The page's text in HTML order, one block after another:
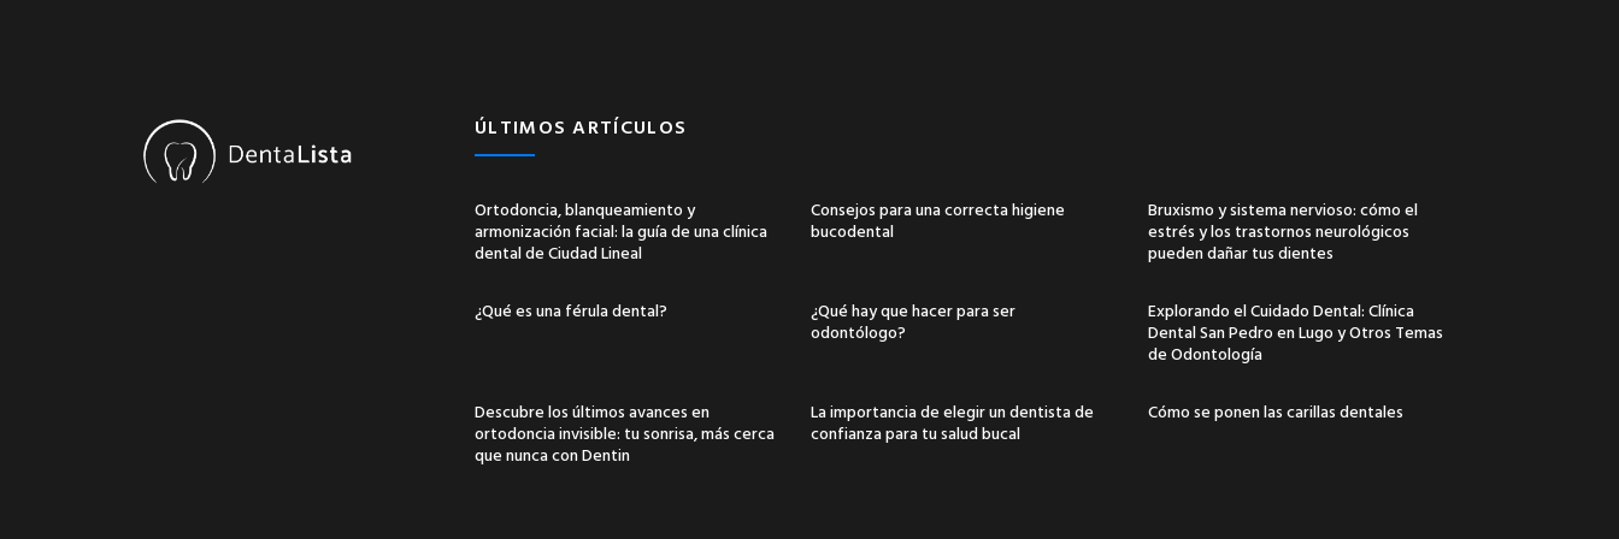
ÚLTIMOS ARTÍCULOS
Ortodoncia, blanqueamiento y
armonización facial: la guía de una clínica
dental de Ciudad Lineal
Consejos para una correcta higiene
bucodental
Bruxismo y sistema nervioso: cómo el
estrés y los trastornos neurológicos
pueden dañar tus dientes
¿Qué es una férula dental?
¿Qué hay que hacer para ser
odontólogo?
Explorando el Cuidado Dental: Clínica
Dental San Pedro en Lugo y Otros Temas
de Odontología
Descubre los últimos avances en
ortodoncia invisible: tu sonrisa, más cerca
que nunca con Dentin
La importancia de elegir un dentista de
confianza para tu salud bucal
Cómo se ponen las carillas dentales